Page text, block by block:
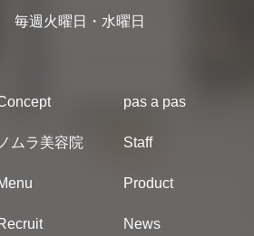
毎週火曜日・水曜日
pas a pas
ノムラ美容院 Staff
Product
News